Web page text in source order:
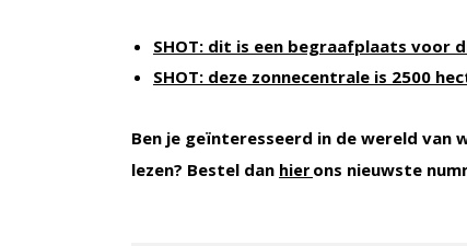
SHOT: dit is een begraafplaats voor
SHOT: deze zonnecentrale is 2500
Ben je geïnteresseerd in de wereld van
lezen? Bestel dan hier ons nieuwste